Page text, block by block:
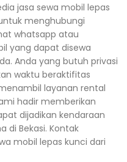
jasa sewa mobil lepas
menghubungi
whatsapp atau
yang dapat disewa
Anda yang butuh privasi
waktu beraktifitas
layanan rental
hadir memberikan
dijadikan kendaraan
di Bekasi. Kontak
mobil lepas kunci dari